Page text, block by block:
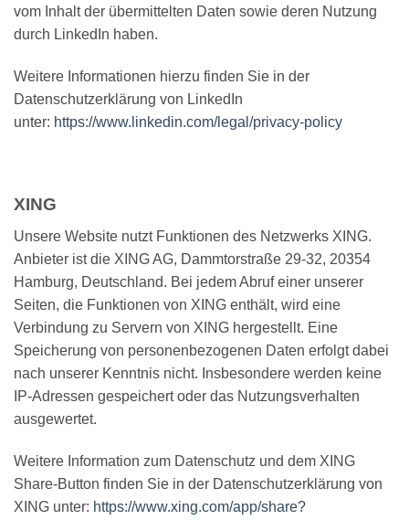
vom Inhalt der übermittelten Daten sowie deren Nutzung
durch LinkedIn haben.
Weitere Informationen hierzu finden Sie in der
Datenschutzerklärung von LinkedIn
unter: https://www.linkedin.com/legal/privacy-policy
XING
Unsere Website nutzt Funktionen des Netzwerks XING.
Anbieter ist die XING AG, Dammtorstraße 29-32, 20354
Hamburg, Deutschland. Bei jedem Abruf einer unserer
Seiten, die Funktionen von XING enthält, wird eine
Verbindung zu Servern von XING hergestellt. Eine
Speicherung von personenbezogenen Daten erfolgt dabei
nach unserer Kenntnis nicht. Insbesondere werden keine
IP-Adressen gespeichert oder das Nutzungsverhalten
ausgewertet.
Weitere Information zum Datenschutz und dem XING
Share-Button finden Sie in der Datenschutzerklärung von
XING unter: https://www.xing.com/app/share?